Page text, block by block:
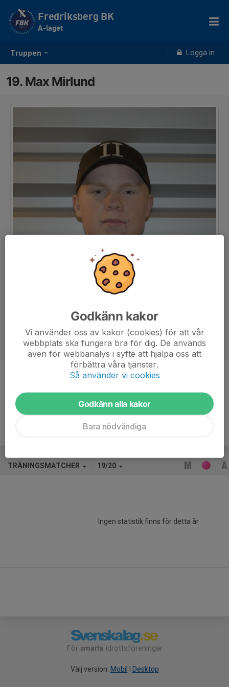
Truppen Logga in
Fredriksberg BK
A-laget
19. Max Mirlund
Back
Ålder
TRÄNINGSMATCHER 19/20
Ingen statistik finns för detta år
För smarta idrottsföreningar
Välj version: Mobil Desktop
Godkänn kakor
Vi använder oss av kakor (cookies) för att vår
webbplats ska fungera bra för dig. De används
även för webbanalys i syfte att hjälpa oss att
förbättra våra tjänster.
Så använder vi cookies
Godkänn alla kakor
Bara nödvändiga